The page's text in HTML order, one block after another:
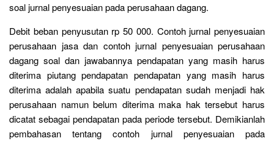
soal jurnal penyesuaian pada perusahaan dagang.
Debit beban penyusutan rp 50 000. Contoh jurnal penyesuaian
perusahaan jasa dan contoh jurnal penyesuaian perusahaan
dagang soal dan jawabannya pendapatan yang masih harus
diterima piutang pendapatan pendapatan yang masih harus
diterima adalah apabila suatu pendapatan sudah menjadi hak
perusahaan namun belum diterima maka hak tersebut harus
dicatat sebagai pendapatan pada periode tersebut. Demikianlah
pembahasan tentang contoh jurnal penyesuaian pada